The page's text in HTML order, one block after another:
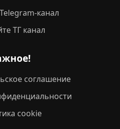
канал
ТГ канал
соглашение
cookie